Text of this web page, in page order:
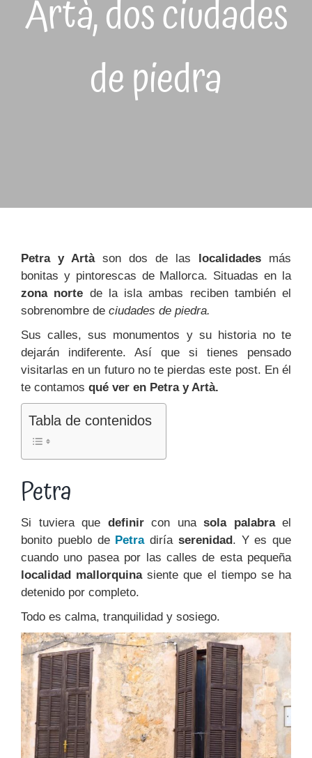
Artà, dos ciudades
de piedra
Petra y Artàson dos de las localidades más
bonitas y pintorescas de Mallorca. Situadas en la
zona norte de la isla ambas reciben también el
sobrenombre de ciudades de piedra.
Sus calles, sus monumentos y su historia no te
dejarán indiferente. Así que si tienes pensado
visitarlas en un futuro no te pierdas este post. En él
te contamos qué ver en Petra y Artà.
Tabla de contenidos
Petra
Si tuviera que definircon unasola palabrael
bonito pueblo de Petra diría serenidad. Y es que
cuando uno pasea por las calles de esta pequeña
localidad mallorquinasiente que el tiempo se ha
detenido por completo.
Todo es calma, tranquilidad y sosiego.